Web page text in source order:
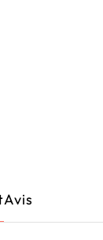
Avis